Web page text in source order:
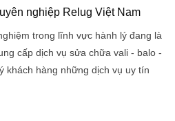
nghiệp Relug Việt Nam
trong lĩnh vực hành lý đang là
cấp dịch vụ sửa chữa vali - balo -
khách hàng những dịch vụ uy tín